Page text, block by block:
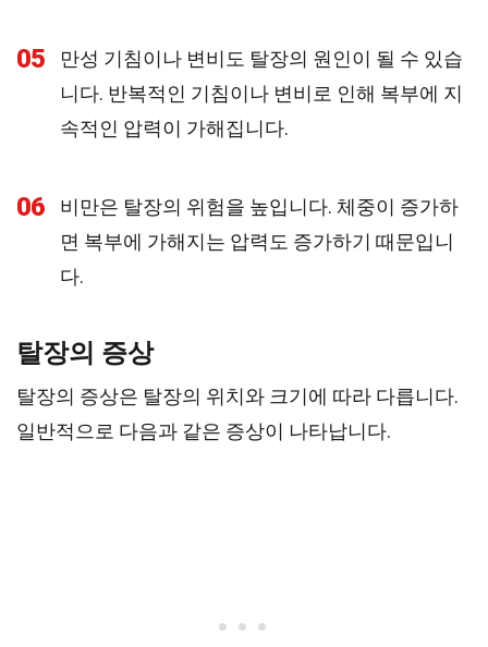
05
만성 기침이나 변비도 탈장의 원인이 될 수 있습
니다. 반복적인 기침이나 변비로 인해 복부에 지
속적인 압력이 가해집니다.
06
비만은 탈장의 위험을 높입니다. 체중이 증가하
면 복부에 가해지는 압력도 증가하기 때문입니
다.
탈장의 증상
탈장의 증상은 탈장의 위치와 크기에 따라 다릅니다.
일반적으로 다음과 같은 증상이 나타납니다.